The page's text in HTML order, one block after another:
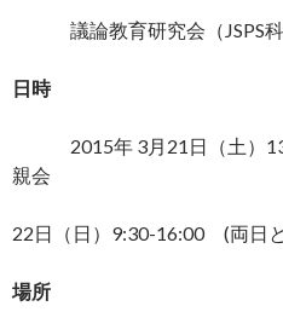
議論教育研究会（JSPS科
日時
2015年 3月21日（土）
親会
22日（日）9:30-16:00 (両日
場所